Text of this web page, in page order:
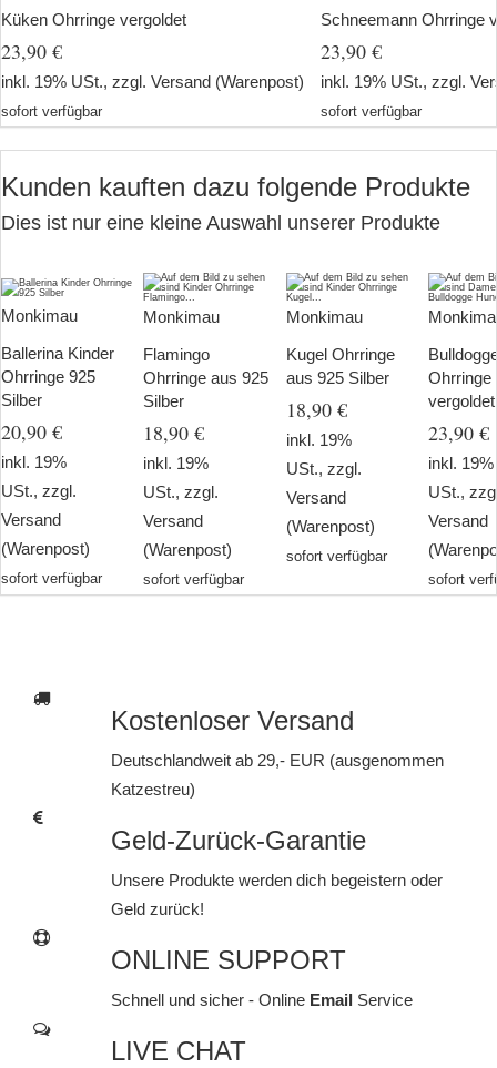
Küken Ohrringe vergoldet
23,90 €
inkl. 19% USt., zzgl. Versand (Warenpost)
sofort verfügbar
Schneemann Ohrringe
23,90 €
inkl. 19% USt., zzgl.
sofort verfügbar
Kunden kauften dazu folgende Produkte
Dies ist nur eine kleine Auswahl unserer Produkte
Monkimau
Ballerina Kinder
Ohrringe 925
Silber
20,90 €
inkl. 19%
USt., zzgl.
Versand
(Warenpost)
sofort verfügbar
Monkimau
Flamingo
Ohrringe aus 925
Silber
18,90 €
inkl. 19%
USt., zzgl.
Versand
(Warenpost)
sofort verfügbar
Monkimau
Kugel Ohrringe
aus 925 Silber
18,90 €
inkl. 19%
USt., zzgl.
Versand
(Warenpost)
sofort verfügbar
Ohrringe
vergoldet
23,90 €
inkl. 19%
USt.,
Versand
sofort
Kostenloser Versand
Deutschlandweit ab 29,- EUR (ausgenommen
Katzestreu)
Geld-Zurück-Garantie
Unsere Produkte werden dich begeistern oder
Geld zurück!
ONLINE SUPPORT
Schnell und sicher - Online Email Service
LIVE CHAT